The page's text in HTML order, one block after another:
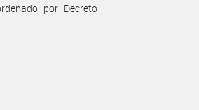
por Decreto